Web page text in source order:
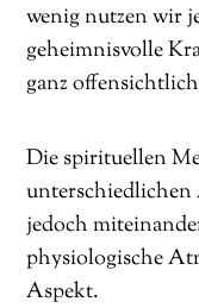
wenig nutzen wir
geheimnisvolle
ganz
Die spirituellen
unterschiedlichen
jedoch
physiologische
Aspekt.